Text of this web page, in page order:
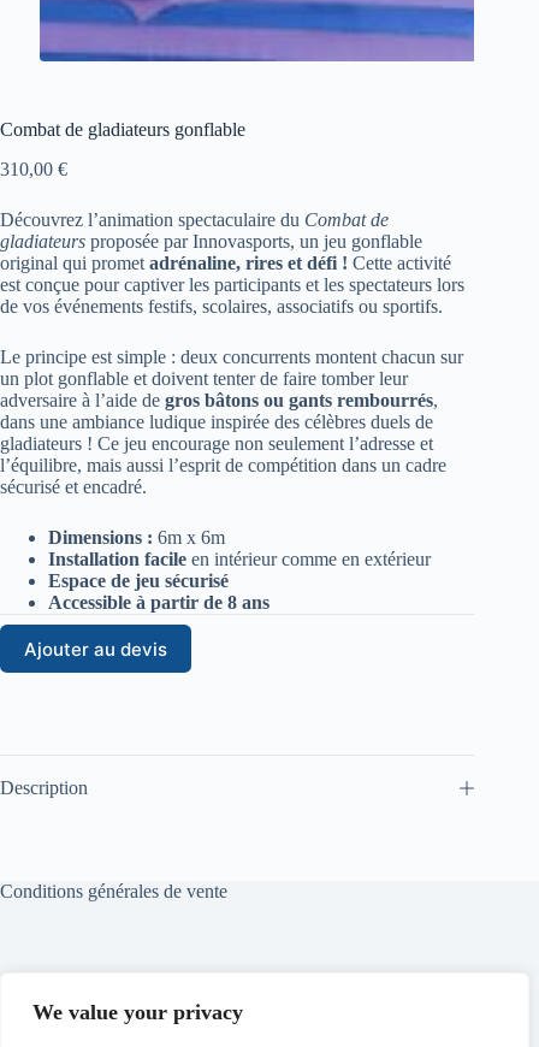
We value your privacy
Combat de gladiateurs gonflable
310,00 €
Découvrez l’animation spectaculaire du Combat de
gladiateurs proposée par Innovasports, un jeu gonflable
original qui promet adrénaline, rires et défi ! Cette activité
est conçue pour captiver les participants et les spectateurs lors
de vos événements festifs, scolaires, associatifs ou sportifs.
Le principe est simple : deux concurrents montent chacun sur
un plot gonflable et doivent tenter de faire tomber leur
adversaire à l’aide de gros bâtons ou gants rembourrés,
dans une ambiance ludique inspirée des célèbres duels de
gladiateurs ! Ce jeu encourage non seulement l’adresse et
l’équilibre, mais aussi l’esprit de compétition dans un cadre
sécurisé et encadré.
Dimensions : 6m x 6m
Installation facile en intérieur comme en extérieur
Espace de jeu sécurisé
Accessible à partir de 8 ans
Ajouter au devis
Description
Conditions générales de vente